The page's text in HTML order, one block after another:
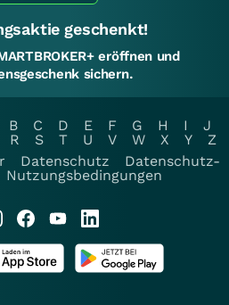
geschenkt!
eröffnen und
sichern.
B C D E F G H I
J
R S T U V W X Y
Z
Datenschutz
Datenschutz-
Nutzungsbedingungen